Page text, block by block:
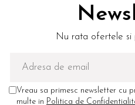
Nu rata ofertele si
Vreau sa primesc newsletter cu
multe in Politica de